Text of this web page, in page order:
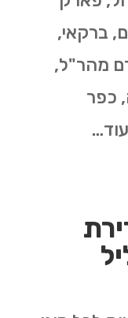
ברקאי,
מהר"ל,
כפר